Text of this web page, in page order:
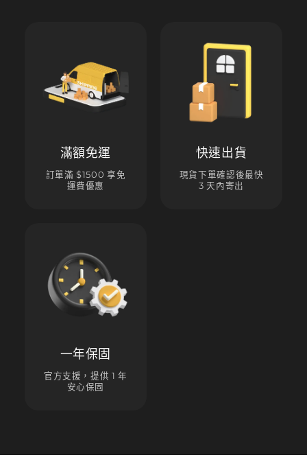
滿額免運
訂單滿 $1500 享免
運費優惠
快速出貨
現貨下單確認後最快
3 天內寄出
一年保固
官方支援，提供 1 年
安心保固